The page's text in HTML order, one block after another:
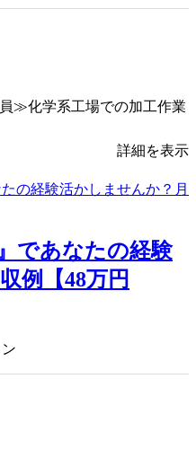
≫化学系工場での加工作業
詳細を表示
であなたの経験
例【48万円